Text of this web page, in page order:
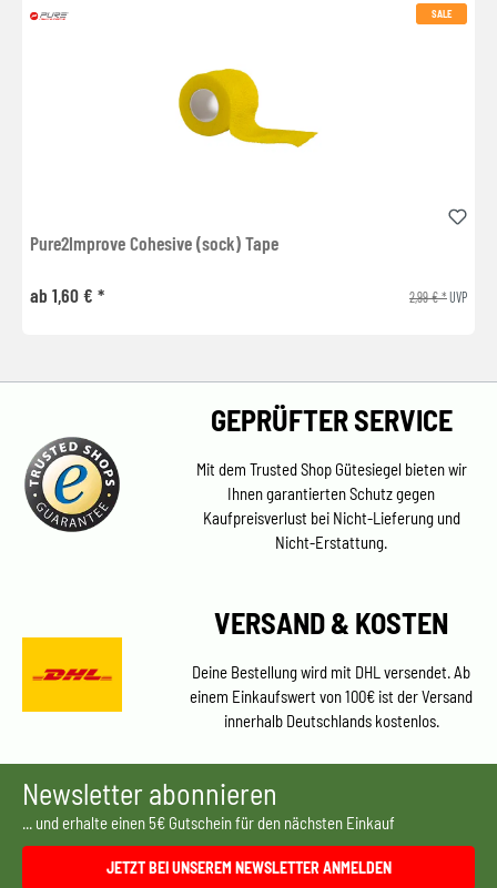
SALE
Pure2Improve Cohesive (sock) Tape
ab 1,60 € * 2,99 € *UVP
GEPRÜFTER SERVICE
Mit dem Trusted Shop Gütesiegel bieten wir
Ihnen garantierten Schutz gegen
Kaufpreisverlust bei Nicht-Lieferung und
Nicht-Erstattung.
VERSAND & KOSTEN
Deine Bestellung wird mit DHL versendet. Ab
einem Einkaufswert von 100€ ist der Versand
innerhalb Deutschlands kostenlos.
Newsletter abonnieren
... und erhalte einen 5€ Gutschein für den nächsten Einkauf
JETZT BEI UNSEREM NEWSLETTER ANMELDEN